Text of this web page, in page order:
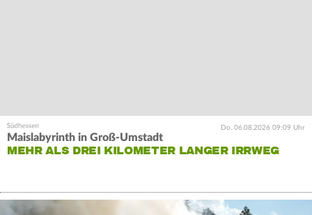
Do. 06.08.2026 09:09 Uhr
Maislabyrinth in Groß-Umstadt
MEHR ALS DREI KILOMETER LANGER IRRWEG